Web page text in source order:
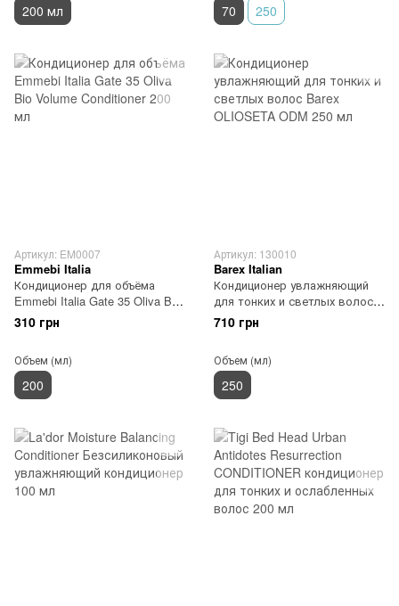
200 мл 70 250
Артикул: EM0007
Emmebi Italia
Кондиционер для объёма
Emmebi Italia Gate 35 Oliva Bio
Volume Conditioner 200 мл
310 грн
Объем (мл)
200
Артикул: 130010
Barex Italian
Кондиционер увлажняющий
для тонких и светлых волос
Barex OLIOSETA ODM 250 мл
710 грн
Объем (мл)
250